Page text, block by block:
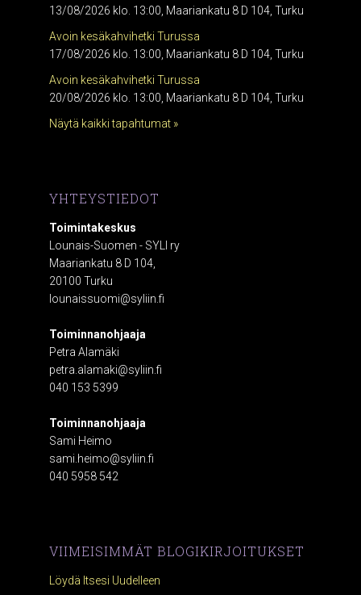
13/08/2026 klo. 13:00, Maariankatu 8 D 104, Turku
Avoin kesäkahvihetki Turussa
17/08/2026 klo. 13:00, Maariankatu 8 D 104, Turku
Avoin kesäkahvihetki Turussa
20/08/2026 klo. 13:00, Maariankatu 8 D 104, Turku
Näytä kaikki tapahtumat »
YHTEYSTIEDOT
Toimintakeskus
Lounais-Suomen - SYLI ry
Maariankatu 8 D 104,
20100 Turku
lounaissuomi@syliin.fi
Toiminnanohjaaja
Petra Alamäki
petra.alamaki@syliin.fi
040 153 5399
Toiminnanohjaaja
Sami Heimo
sami.heimo@syliin.fi
040 5958 542
VIIMEISIMMÄT BLOGIKIRJOITUKSET
Löydä Itsesi Uudelleen